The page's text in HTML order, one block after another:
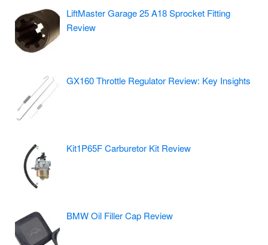
LiftMaster Garage 25 A18 Sprocket Fitting
Review
GX160 Throttle Regulator Review: Key Insights
Kit1P65F Carburetor Kit Review
BMW Oil Filler Cap Review